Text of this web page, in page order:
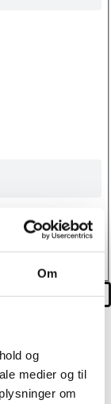
Om
og
medier og til
om